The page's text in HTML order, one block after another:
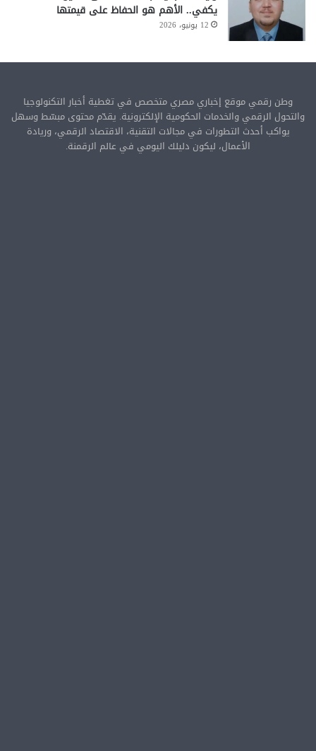
يكفي.. الأهم هو الحفاظ على قيمتها
12 يونيو، 2026
وطن رقمي موقع إخباري مصري متخصص في تغطية أخبار التكنولوجيا
والتحول الرقمي والخدمات الحكومية الإلكترونية. يقدّم محتوى مبسّط وسهل
يواكب أحدث التطورات في مجالات التقنية، الاقتصاد الرقمي، وريادة
الأعمال، ليكون دليلك اليومي في عالم الرقمنة.